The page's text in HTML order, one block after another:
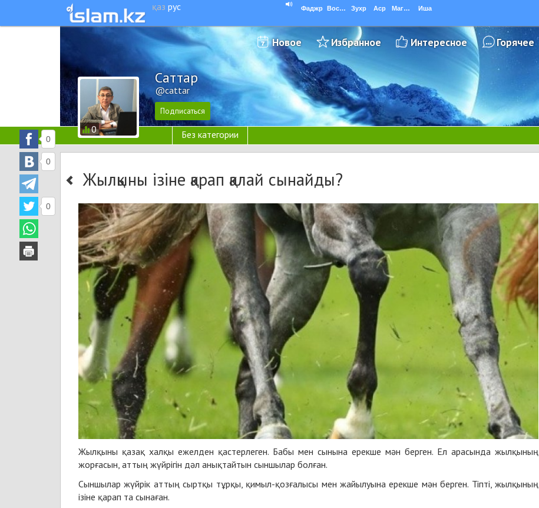
қаз рус Фаджр Восход Зухр Аср Магриб Иша
Новое Избранное Интересное Горячее
0
Cаттар
@cattar
Без категории
Жылқыны ізіне қарап қалай сынайды?
0
0
0
Жылқыны қазақ халқы ежелден қастерлеген. Бабы мен сынына ерекше мән берген. Ел арасында жылқының
жорғасын, аттың жүйрігін дәл анықтайтын сыншылар болған.
Сыншылар жүйрік аттың сыртқы тұрқы, қимыл-қозғалысы мен жайылуына ерекше мән берген. Тіпті, жылқының
ізіне қарап та сынаған.